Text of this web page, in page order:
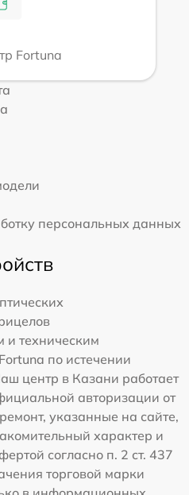
Fortuna
персональных данных
техническим
по истечении
центр в Казани работает
авторизации от
указанные на сайте,
характер и
согласно п. 2 ст. 437
торговой марки